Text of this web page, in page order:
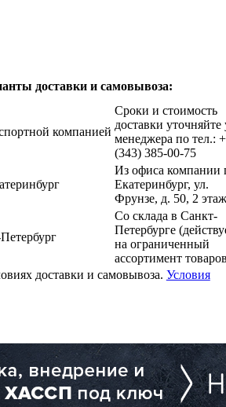
доставки и самовывоза:
компанией
Сроки и стоимость
доставки уточняйте
менеджера по тел.:
(343) 385-00-75
Из офиса компании
Екатеринбург, ул.
Фрунзе, д. 50, 2 этаж
Со склада в Санкт-
Петербурге
на ограниченный
ассортимент
доставки и самовывоза. Условия